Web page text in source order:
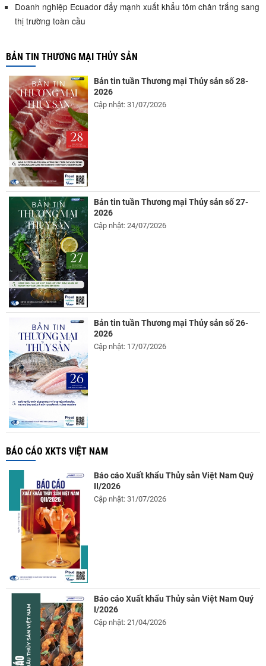
Doanh nghiệp Ecuador đẩy mạnh xuất khẩu tôm chân trắng sang
thị trường toàn cầu
BẢN TIN THƯƠNG MẠI THỦY SẢN
Bản tin tuần Thương mại Thủy sản số 28-
2026
Cập nhật: 31/07/2026
Bản tin tuần Thương mại Thủy sản số 27-
2026
Cập nhật: 24/07/2026
Bản tin tuần Thương mại Thủy sản số 26-
2026
Cập nhật: 17/07/2026
BÁO CÁO XKTS VIỆT NAM
Báo cáo Xuất khẩu Thủy sản Việt Nam Quý
II/2026
Cập nhật: 31/07/2026
Báo cáo Xuất khẩu Thủy sản Việt Nam Quý
I/2026
Cập nhật: 21/04/2026